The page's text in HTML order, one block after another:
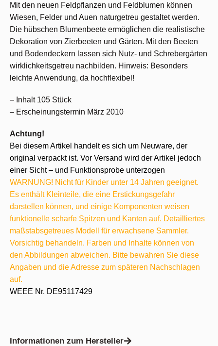
Mit den neuen Feldpflanzen und Feldblumen können
Wiesen, Felder und Auen naturgetreu gestaltet werden.
Die hübschen Blumenbeete ermöglichen die realistische
Dekoration von Zierbeeten und Gärten. Mit den Beeten
und Bodendeckern lassen sich Nutz- und Schrebergärten
wirklichkeitsgetreu nachbilden. Hinweis: Besonders
leichte Anwendung, da hochflexibel!
– Inhalt 105 Stück
– Erscheinungstermin März 2010
Achtung!
Bei diesem Artikel handelt es sich um Neuware, der
original verpackt ist. Vor Versand wird der Artikel jedoch
einer Sicht – und Funktionsprobe unterzogen
WARNUNG! Nicht für Kinder unter 14 Jahren geeignet.
Es enthält Kleinteile, die eine Erstickungsgefahr
darstellen können, und einige Komponenten weisen
funktionelle scharfe Spitzen und Kanten auf. Detailliertes
maßstabsgetreues Modell für erwachsene Sammler.
Vorsichtig behandeln. Farben und Inhalte können von
den Abbildungen abweichen. Bitte bewahren Sie diese
Angaben und die Adresse zum späteren Nachschlagen
auf.
WEEE Nr. DE95117429
Informationen zum Hersteller